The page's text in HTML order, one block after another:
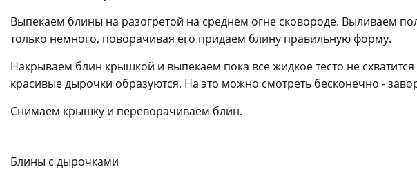
Выпекаем блины на разогретой на среднем огне сковороде. Выливаем
только немного, поворачивая его придаем блину правильную форму.
Накрываем блин крышкой и выпекаем пока все жидкое тесто не
красивые дырочки образуются. На это можно смотреть бесконечно -
Снимаем крышку и переворачиваем блин.
Блины с дырочками